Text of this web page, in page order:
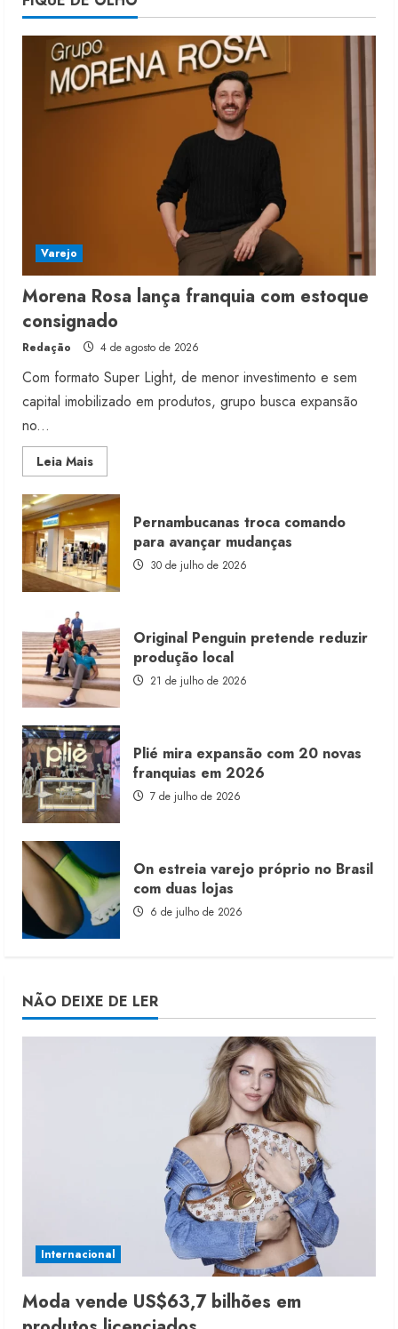
5
estoque consignado
4 de agosto de 2026
Varejo
Morena Rosa lança franquia com estoque
consignado
Redação 4 de agosto de 2026
Com formato Super Light, de menor investimento e sem
capital imobilizado em produtos, grupo busca expansão
no...
Leia MaisRead
more
Morena
Rosa
lança
franquia
com
estoque
consignado
Pernambucanas troca comando
para avançar mudanças
30 de julho de 2026
Original Penguin pretende reduzir
produção local
21 de julho de 2026
Plié mira expansão com 20 novas
franquias em 2026
7 de julho de 2026
On estreia varejo próprio no Brasil
com duas lojas
6 de julho de 2026
NÃO DEIXE DE LER
Internacional
Moda vende US$63,7 bilhões em